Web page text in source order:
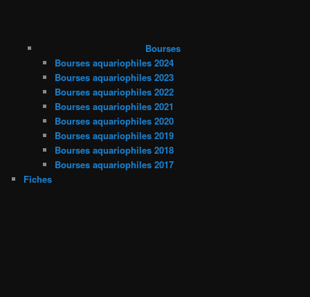
Bourses
Bourses aquariophiles 2024
Bourses aquariophiles 2023
Bourses aquariophiles 2022
Bourses aquariophiles 2021
Bourses aquariophiles 2020
Bourses aquariophiles 2019
Bourses aquariophiles 2018
Bourses aquariophiles 2017
Fiches